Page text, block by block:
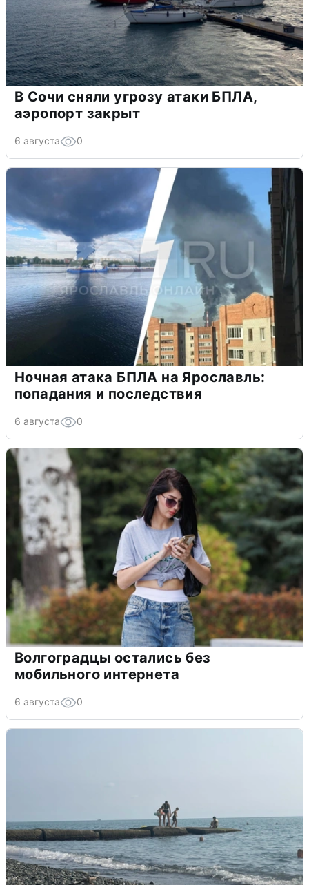
В Сочи сняли угрозу атаки БПЛА,
аэропорт закрыт
6 августа 0
Ночная атака БПЛА на Ярославль:
попадания и последствия
6 августа 0
Волгоградцы остались без
мобильного интернета
6 августа 0